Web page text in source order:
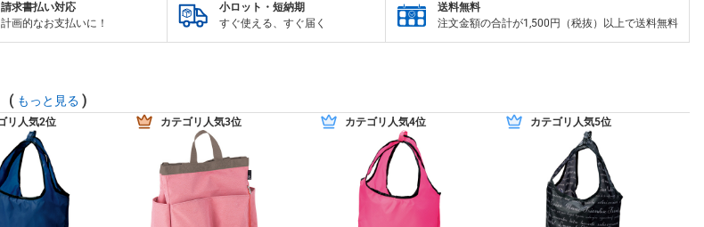
請求書払い対応
計画的なお支払いに！
小ロット・短納期
すぐ使える、すぐ届く
送料無料
注文金額の合計が1,500円（税抜）以上で送料無料
( もっと見る )
リ人気2位 カテゴリ人気3位 カテゴリ人気4位 カテゴリ人気5位